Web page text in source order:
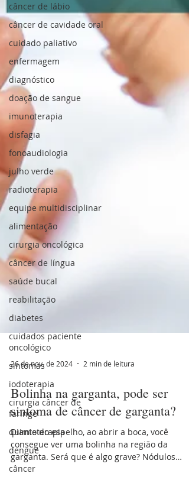
câncer de lábio
câncer de cavidade oral
cuidado paliativo
enfermagem
diagnóstico
doação de sangue
imunoterapia
disfagia
fonoaudiologia
julho verde
radioterapia
equipe multidisciplinar
alimentação
cirurgia oncológica
câncer de língua
saúde bucal
reabilitação
diabetes
cuidados paciente
oncológico
sintomas
iodoterapia
cirurgia câncer de
faringe
quimioterapia
dengue
câncer
26 de nov. de 2024 2 min de leitura
Bolinha na garganta, pode ser
sintoma de câncer de garganta?
Diante do espelho, ao abrir a boca, você
consegue ver uma bolinha na região da